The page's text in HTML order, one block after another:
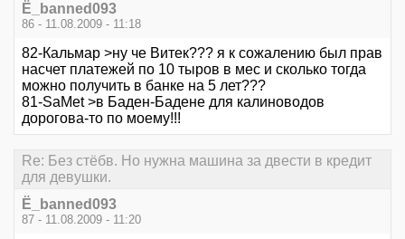
Ё_banned093
86 - 11.08.2009 - 11:18
82-Кальмар >ну че Витек??? я к сожалению был прав
насчет платежей по 10 тыров в мес и сколько тогда
можно получить в банке на 5 лет???
81-SaMet >в Баден-Бадене для калиноводов
дорогова-то по моему!!!
Re: Без стёбв. Но нужна машина за двести в кредит
для девушки.
Ё_banned093
87 - 11.08.2009 - 11:20